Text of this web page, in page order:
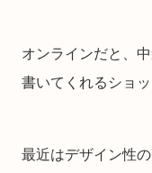
オンラインだと、
書いてくれるショ
最近はデザイン性